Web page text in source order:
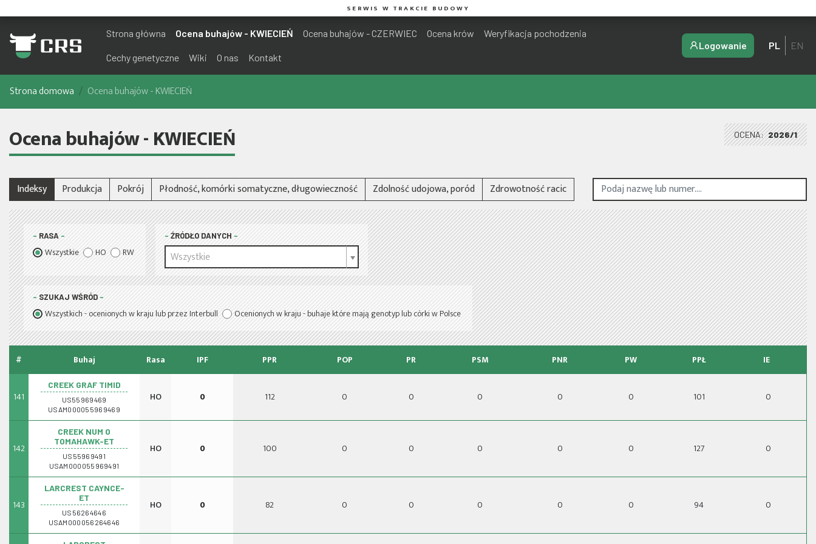
SERWIS W TRAKCIE BUDOWY
Strona główna Ocena buhajów - KWIECIEŃ Ocena buhajów - CZERWIEC Ocena krów Weryfikacja pochodzenia
Cechy genetyczne Wiki O nas Kontakt
Logowanie PL EN
Strona domowa Ocena buhajów - KWIECIEŃ
Ocena buhajów - KWIECIEŃ OCENA: 2026/1
Indeksy Produkcja Pokrój Płodność, komórki somatyczne, długowieczność Zdolność udojowa, poród Zdrowotność racic
RASA
Wszystkie HO RW
ŹRÓDŁO DANYCH
Wszystkie
SZUKAJ WŚRÓD
Wszystkich - ocenionych w kraju lub przez Interbull Ocenionych w kraju - buhaje które mają genotyp lub córki w Polsce
# Buhaj Rasa IPF PPR POP PR PSM PNR PW PPŁ IE
141
CREEK GRAF TIMID
US55969469
USAM000055969469
HO 0 112 0 0 0 0 0 101 0
142
CREEK NUM O
TOMAHAWK-ET
US55969491
USAM000055969491
HO 0 100 0 0 0 0 0 127 0
143
LARCREST CAYNCE-
ET
US56264646
USAM000056264646
HO 0 82 0 0 0 0 0 94 0